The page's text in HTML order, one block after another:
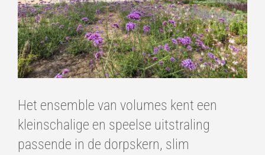
Het ensemble van volumes kent een
kleinschalige en speelse uitstraling
passende in de dorpskern, slim